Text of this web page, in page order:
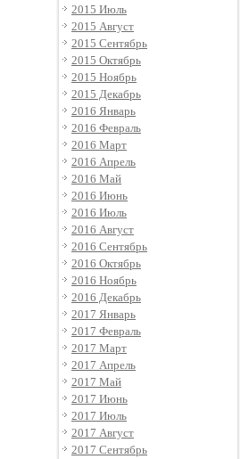
2015 Июль
2015 Август
2015 Сентябрь
2015 Октябрь
2015 Ноябрь
2015 Декабрь
2016 Январь
2016 Февраль
2016 Март
2016 Апрель
2016 Май
2016 Июнь
2016 Июль
2016 Август
2016 Сентябрь
2016 Октябрь
2016 Ноябрь
2016 Декабрь
2017 Январь
2017 Февраль
2017 Март
2017 Апрель
2017 Май
2017 Июнь
2017 Июль
2017 Август
2017 Сентябрь